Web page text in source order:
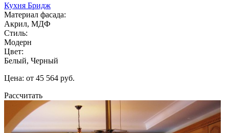
Кухня Бридж
Материал фасада:
Акрил, МДФ
Стиль:
Модерн
Цвет:
Белый, Черный
Цена: от 45 564 руб.
Рассчитать